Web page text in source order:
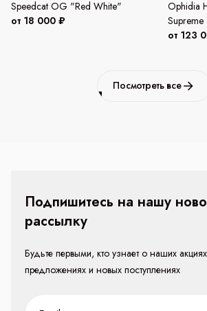
Speedcat OG "Red White"
от 18 000 ₽
Ophidia
от 123
Посмотреть все
Подпишитесь на нашу
рассылку
Будьте первыми, кто узнает о наших
предложениях и новых поступлениях